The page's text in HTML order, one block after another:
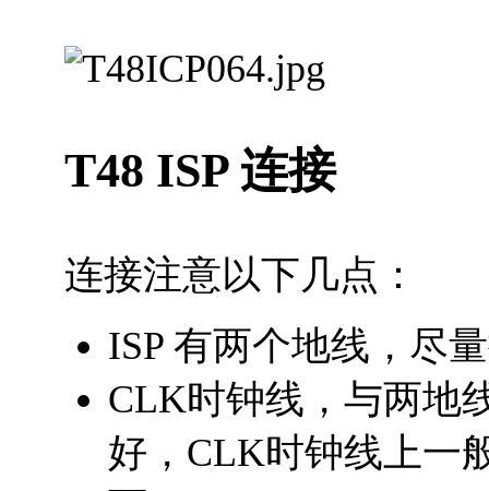
T48 ISP 连接
连接注意以下几点：
ISP 有两个地线，尽
CLK时钟线，与两地
好，CLK时钟线上一